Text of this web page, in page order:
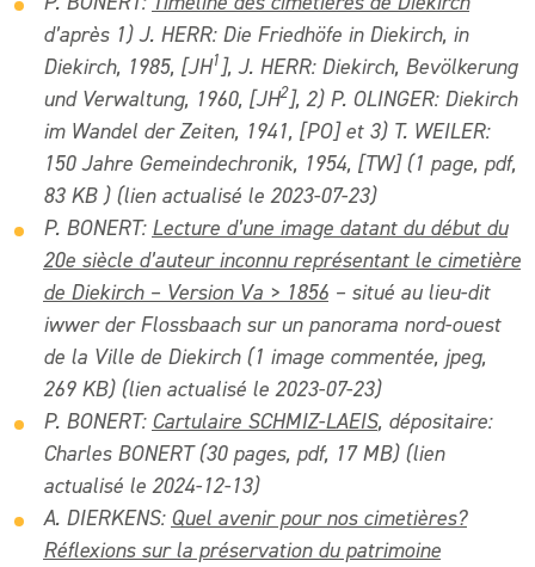
d’après 1) J. HERR: Die Friedhöfe in Diekirch, in
Diekirch, 1985, [JH1], J. HERR: Diekirch, Bevölkerung
und Verwaltung, 1960, [JH2], 2) P. OLINGER: Diekirch
im Wandel der Zeiten, 1941, [PO] et 3) T. WEILER:
150 Jahre Gemeindechronik, 1954, [TW] (1 page, pdf,
83 KB ) (lien actualisé le 2023-07-23)
P. BONERT: Lecture d’une image datant du début du
20e siècle d’auteur inconnu représentant le cimetière
de Diekirch – Version Va > 1856 – situé au lieu-dit
iwwer der Flossbaach sur un panorama nord-ouest
de la Ville de Diekirch(1 image commentée, jpeg,
269 KB) (lien actualisé le 2023-07-23)
P. BONERT: Cartulaire SCHMIZ-LAEIS, dépositaire:
Charles BONERT (30 pages, pdf, 17 MB) (lien
actualisé le 2024-12-13)
A. DIERKENS: Quel avenir pour nos cimetières?
Réflexions sur la préservation du patrimoine